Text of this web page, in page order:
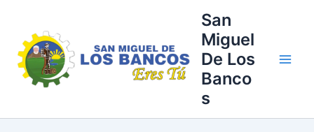
contenido
San
Miguel
De Los
Banco
s